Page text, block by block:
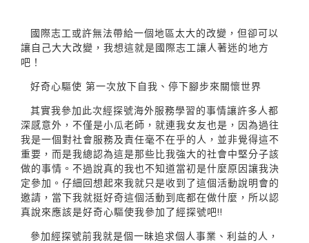
國際志工或許無法帶給一個地區太大的改變，但卻可以
讓自己大大改變，我想這就是國際志工讓人著迷的地方
吧！
好奇心驅使 第一次放下自我、停下腳步來關懷世界
其實我參加此次經探號海外服務學習的事情讓許多人都
深感意外，不僅是小瓜老師，就連我女友也是，因為過往
我是一個對社會服務及責任毫不在乎的人，並非覺得這不
重要，而是我總認為這是那些比我強大的社會中堅分子該
做的事情。不過說真的我也不知道當初是什麼原因讓我決
定參加。仔細回想起來我就只是收到了這個活動說明會的
邀請，當下我就挺好奇這個活動到底都在做什麼，所以認
真說來應該是好奇心驅使我參加了經探號吧!!
參加經探號前我就是個一昧追求個人事業、利益的人，